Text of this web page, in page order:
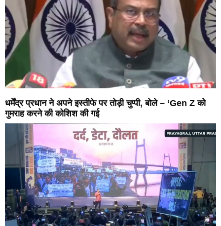
धर्मेंद्र प्रधान ने अपने इस्तीफे पर तोड़ी चुप्पी, बोले – ‘Gen Z को
गुमराह करने की कोशिश की गई